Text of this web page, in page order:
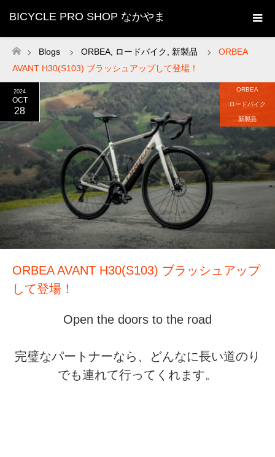
BICYCLE PRO SHOP なかやま
ホーム
Blogs ORBEA ロードバイク 新製品
ORBEA
AVANT H30(S103) ブラッシュアップして登場！
2024
OCT
28
ORBEA
ロードバイク
新製品
ORBEA AVANT H30(S103) ブラッシュアップ
して登場！
Open the doors to the road
完璧なパートナーなら、どんなに長い道のり
でも連れて行ってくれます。